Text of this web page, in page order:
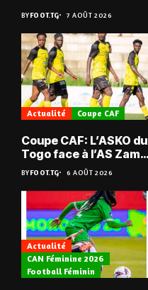
BYFOOT.TG 7 AOÛT 2026
Actualité Coupe CAF
Coupe CAF: L’ASKO du
Togo face à l’AS Zam
du Niger
BYFOOT.TG 6 AOÛT 2026
Actualité
CAN Féminine 2026
Football Féminin